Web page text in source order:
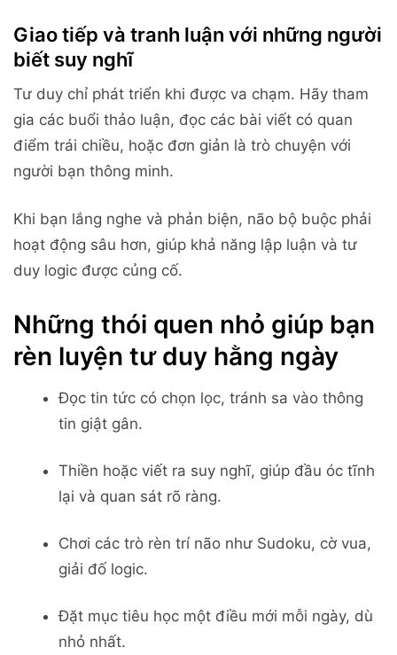
Giao tiếp và tranh luận với những người
biết suy nghĩ
Tư duy chỉ phát triển khi được va chạm. Hãy tham
gia các buổi thảo luận, đọc các bài viết có quan
điểm trái chiều, hoặc đơn giản là trò chuyện với
người bạn thông minh.
Khi bạn lắng nghe và phản biện, não bộ buộc phải
hoạt động sâu hơn, giúp khả năng lập luận và tư
duy logic được củng cố.
Những thói quen nhỏ giúp bạn
rèn luyện tư duy hằng ngày
Đọc tin tức có chọn lọc, tránh sa vào thông
tin giật gân.
Thiền hoặc viết ra suy nghĩ, giúp đầu óc tĩnh
lại và quan sát rõ ràng.
Chơi các trò rèn trí não như Sudoku, cờ vua,
giải đố logic.
Đặt mục tiêu học một điều mới mỗi ngày, dù
nhỏ nhất.